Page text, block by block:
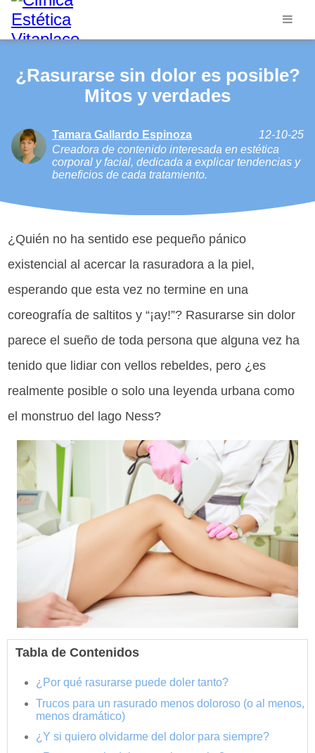
¿Rasurarse sin dolor es posible?
Mitos y verdades
Tamara Gallardo Espinoza
12-10-25
Creadora de contenido interesada en estética
corporal y facial, dedicada a explicar tendencias y
beneficios de cada tratamiento.
¿Quién no ha sentido ese pequeño pánico
existencial al acercar la rasuradora a la piel,
esperando que esta vez no termine en una
coreografía de saltitos y “¡ay!”? Rasurarse sin dolor
parece el sueño de toda persona que alguna vez ha
tenido que lidiar con vellos rebeldes, pero ¿es
realmente posible o solo una leyenda urbana como
el monstruo del lago Ness?
Tabla de Contenidos
¿Por qué rasurarse puede doler tanto?
Trucos para un rasurado menos doloroso (o al menos,
menos dramático)
¿Y si quiero olvidarme del dolor para siempre?